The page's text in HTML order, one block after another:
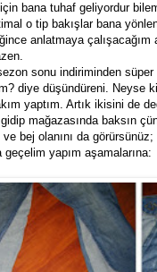
bana tuhaf geliyordur
o tip bakışlar bana
anlatmaya
sonu indiriminden
diye düşündüreni. Neyse
yaptım. Artık ikisini de
mağazasında baksın
bej olanını da
yapım aşamalarına: